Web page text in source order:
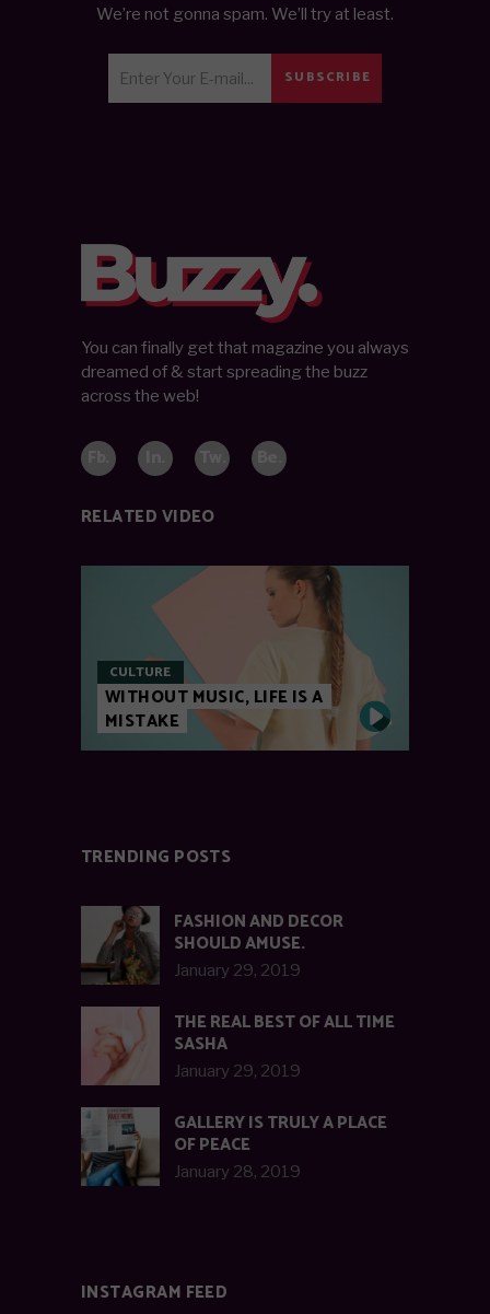
We’re not gonna spam. We’ll try at least.
SUBSCRIBE
You can finally get that magazine you always
dreamed of & start spreading the buzz
across the web!
RELATED VIDEO
CULTURE
WITHOUT MUSIC, LIFE IS A
MISTAKE
TRENDING POSTS
FASHION AND DECOR
SHOULD AMUSE.
January 29, 2019
THE REAL BEST OF ALL TIME
SASHA
January 29, 2019
GALLERY IS TRULY A PLACE
OF PEACE
January 28, 2019
INSTAGRAM FEED